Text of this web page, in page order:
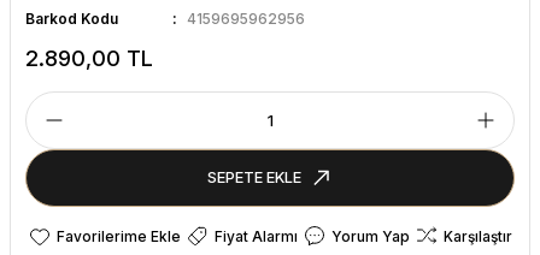
Barkod Kodu
4159695962956
2.890,00 TL
SEPETE EKLE
Fiyat Alarmı Yorum Yap
Karşılaştır